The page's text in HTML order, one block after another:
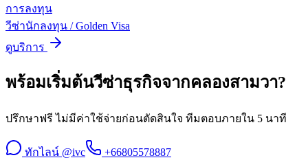
การลงทุน
วีซ่านักลงทุน / Golden Visa
ดูบริการ
พร้อมเริ่มต้นวีซ่าธุรกิจจากคลองสามวา?
ปรึกษาฟรี ไม่มีค่าใช้จ่ายก่อนตัดสินใจ ทีมตอบภายใน 5 นาที
ทักไลน์ @ivc
+66805578887